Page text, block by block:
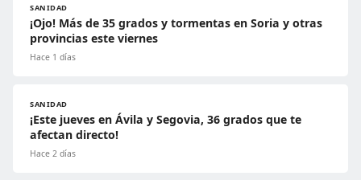
SANIDAD
¡Ojo! Más de 35 grados y tormentas en Soria y otras
provincias este viernes
Hace 1 días
SANIDAD
¡Este jueves en Ávila y Segovia, 36 grados que te
afectan directo!
Hace 2 días